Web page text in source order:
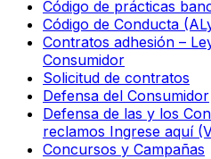
Código de prácticas
Código de Conducta
Contratos adhesión –
Consumidor
Solicitud de contratos
Defensa del Consumidor
Defensa de las y los
reclamos Ingrese aquí
Concursos y Campañas